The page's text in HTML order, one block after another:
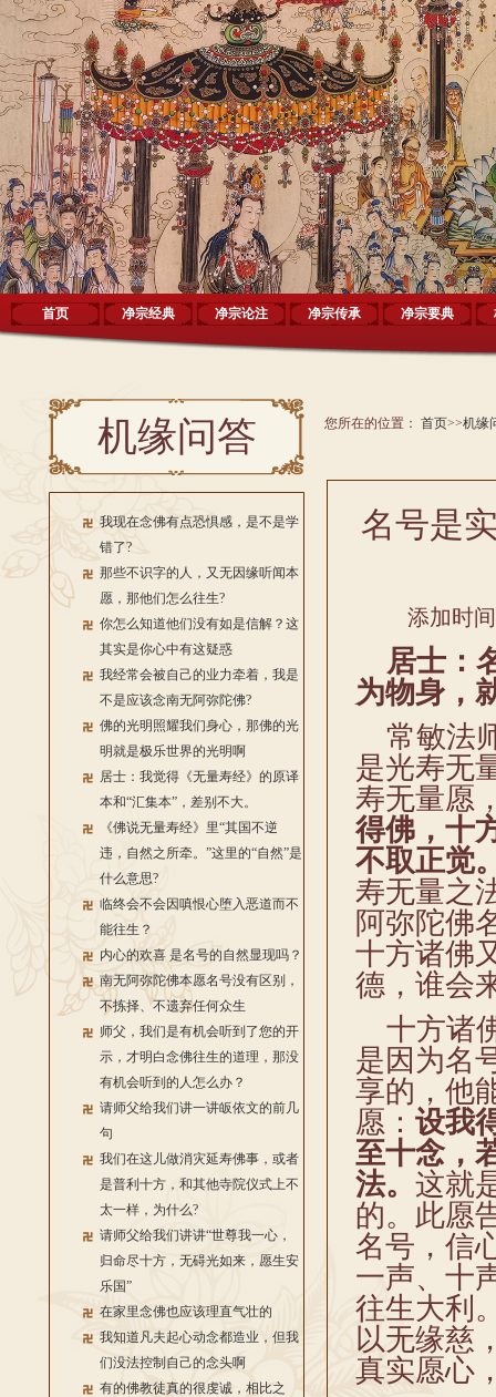
首页 净宗经典 净宗论注 净宗传承 净宗要典
机缘问答
我现在念佛有点恐惧感，是不是学
错了?
那些不识字的人，又无因缘听闻本
愿，那他们怎么往生?
你怎么知道他们没有如是信解？这
其实是你心中有这疑惑
我经常会被自己的业力牵着，我是
不是应该念南无阿弥陀佛?
佛的光明照耀我们身心，那佛的光
明就是极乐世界的光明啊
居士：我觉得《无量寿经》的原译
本和“汇集本”，差别不大。
《佛说无量寿经》里“其国不逆
违，自然之所牵。”这里的“自然”是
什么意思?
临终会不会因嗔恨心堕入恶道而不
能往生？
内心的欢喜 是名号的自然显现吗？
南无阿弥陀佛本愿名号没有区别，
不拣择、不遗弃任何众生
师父，我们是有机会听到了您的开
示，才明白念佛往生的道理，那没
有机会听到的人怎么办？
请师父给我们讲一讲皈依文的前几
句
我们在这儿做消灾延寿佛事，或者
是普利十方，和其他寺院仪式上不
太一样，为什么?
请师父给我们讲讲“世尊我一心，
归命尽十方，无碍光如来，愿生安
乐国”
在家里念佛也应该理直气壮的
我知道凡夫起心动念都造业，但我
们没法控制自己的念头啊
有的佛教徒真的很虔诚，相比之
您所在的位置： 首页>>机缘
名号是
添加时
居士：
为物身，
常敏法
是光寿无
寿无量愿
得佛，十
不取正觉
寿无量之
阿弥陀佛
十方诸佛
德，谁会
十方诸
是因为名
享的，他
愿： 设我
至十念，
法。 这就
的。此愿
名号，信
一声、十
往生大利
以无缘慈
真实愿心